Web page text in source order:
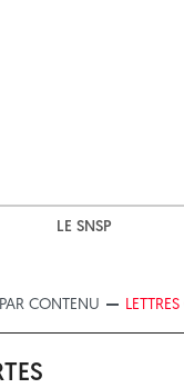
LE SNSP
PAR CONTENU